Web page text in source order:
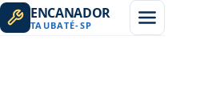
ENCANADOR
TAUBATÉ-SP